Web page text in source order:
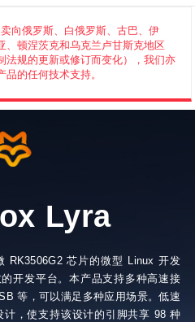
向俄罗斯、白俄罗斯、古巴、伊
、顿涅茨克和乌克兰卢甘斯克地区
法规的更新或修订而变化），我们亦
的任何技术支持。
Lyra
RK3506G2 芯片的微型 Linux 开发
开发平台。本产品支持多种高速接
等，可以满足多种应用场景。低速
，使支持该设计的引脚共享 98 种